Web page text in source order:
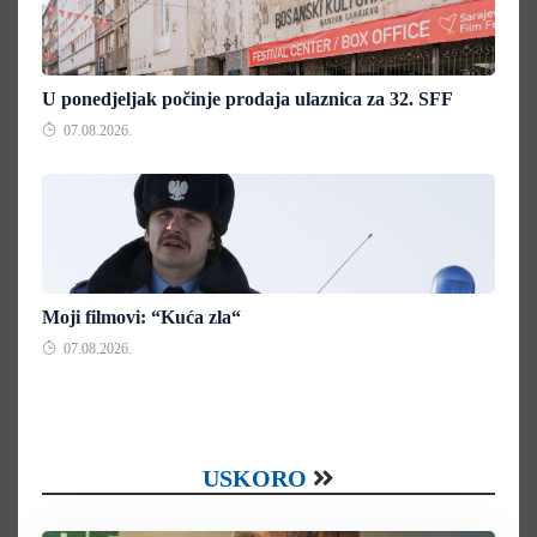
U ponedjeljak počinje prodaja ulaznica za 32. SFF
07.08.2026.
Moji filmovi: “Kuća zla“
07.08.2026.
USKORO